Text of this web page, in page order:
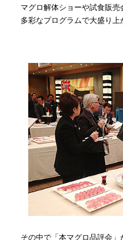
マグロ解体ショーや試食販売
多彩なプログラムで大盛り上
その中で「本マグロ品評会」